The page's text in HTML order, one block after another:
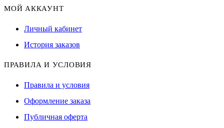
МОЙ АККАУНТ
Личный кабинет
История заказов
ПРАВИЛА И УСЛОВИЯ
Правила и условия
Оформление заказа
Публичная оферта